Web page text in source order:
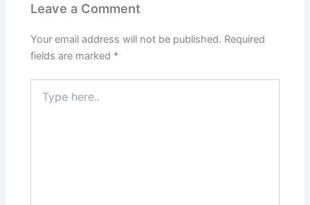
Leave a Comment
Your email address will not be published. Required
fields are marked *
here..